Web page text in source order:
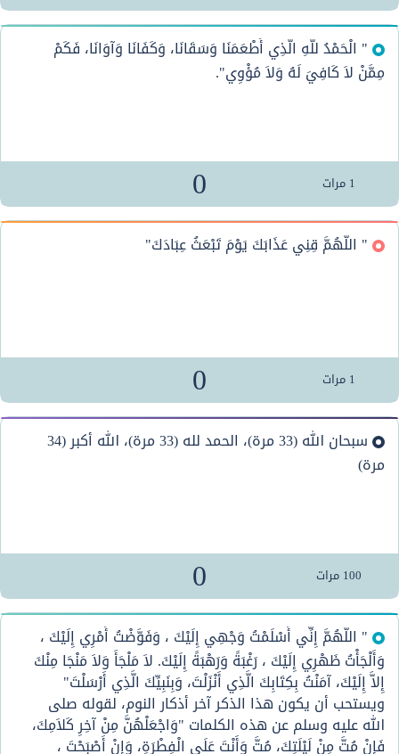
0 1 مرات
" الْحَمْدُ للّهِ الَّذِي أَطْعَمَنَا وَسَقَانَا، وَكَفَانَا وَآوَانَا، فَكَمْ
مِمَّنْ لاَ كَافِيَ لَهُ وَلاَ مُؤْوِي".
0 1 مرات
" اللَّهُمَّ قِنِي عَذَابَكَ يَوْمَ تَبْعَثُ عِبَادَكَ"
0 100 مرات
سبحان الله (33 مرة)، الحمد لله (33 مرة)، الله أكبر (34
مرة)
" اللَّهُمَّ إِنِّي أَسْلَمْتُ وَجْهِي إِلَيْكَ ، وَفَوَّضْتُ أَمْرِي إِلَيْكَ ،
وَأَلْجَأْتُ ظَهْرِي إِلَيْكَ ، رَغْبَةً وَرَهْبَةً إِلَيْكَ. لاَ مَلْجَأَ وَلاَ مَنْجَا مِنْكَ
إِلاَّ إِلَيْكَ، آمَنْتُ بِكِتَابِكَ الَّذِي أَنْزَلْتَ، وَبِنَبِيِّكَ الَّذِي أَرْسَلْتَ"
ويستحب أن يكون هذا الذكر آخر أذكار النوم، لقوله صلى
الله عليه وسلم عن هذه الكلمات "وَاجْعَلْهُنَّ مِنْ آخِرِ كَلاَمِكَ،
فَإِنْ مُتَّ مِنْ لَيْلَتِكَ، مُتَّ وَأَنْتَ عَلَى الْفِطْرَةِ، وَإِنْ أَصْبَحْتَ ،